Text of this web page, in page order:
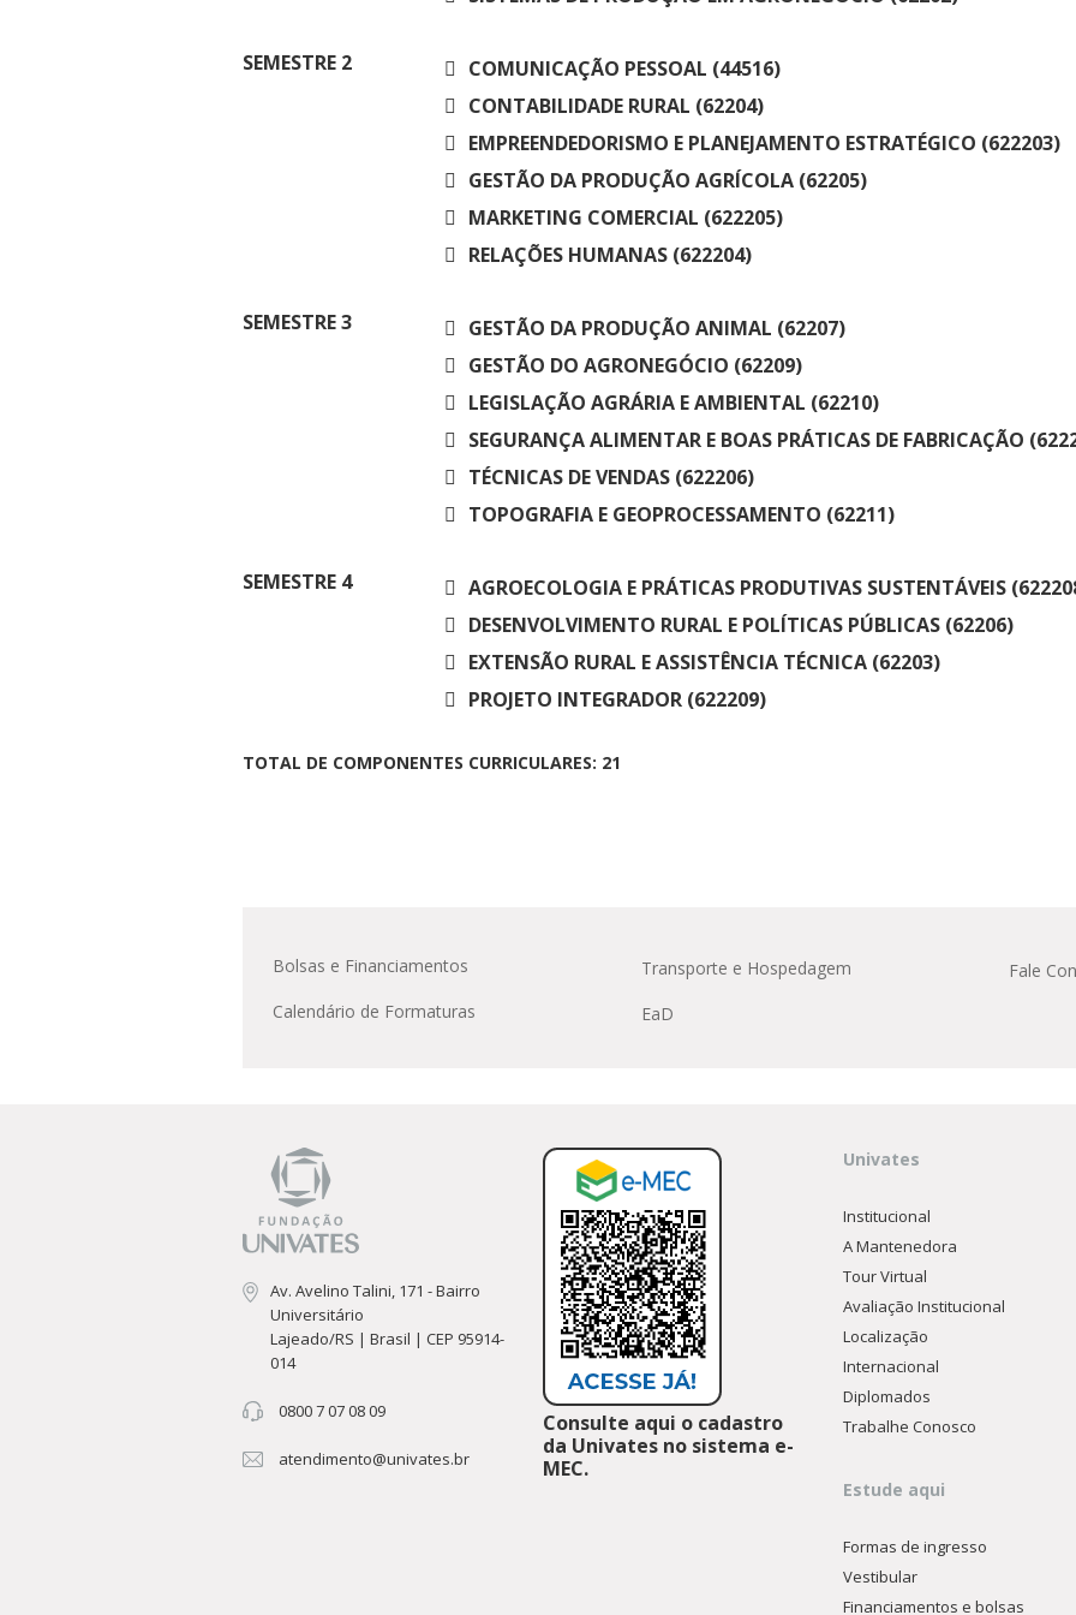
SEMESTRE 2
COMUNICAÇÃO PESSOAL (44516)
CONTABILIDADE RURAL (62204)
EMPREENDEDORISMO E PLANEJAMENTO ESTRATÉGICO (622203)
GESTÃO DA PRODUÇÃO AGRÍCOLA (62205)
MARKETING COMERCIAL (622205)
RELAÇÕES HUMANAS (622204)
SEMESTRE3
GESTÃO DA PRODUÇÃO ANIMAL (62207)
GESTÃO DO AGRONEGÓCIO (62209)
LEGISLAÇÃO AGRÁRIA E AMBIENTAL (62210)
SEGURANÇA ALIMENTAR E BOAS PRÁTICAS DE FABRICAÇÃO
TÉCNICAS DE VENDAS (622206)
TOPOGRAFIA E GEOPROCESSAMENTO (62211)
SEMESTRE 4
AGROECOLOGIA E PRÁTICAS PRODUTIVAS SUSTENTÁVEIS
DESENVOLVIMENTO RURAL E POLÍTICAS PÚBLICAS (62206)
EXTENSÃO RURAL E ASSISTÊNCIA TÉCNICA (62203)
PROJETO INTEGRADOR (622209)
TOTAL DE COMPONENTES CURRICULARES: 21
Bolsas e Financiamentos
Calendário de Formaturas
Transporte e Hospedagem
EaD
Fale
Av. Avelino Talini, 171 - Bairro
Universitário
Lajeado/RS | Brasil | CEP 95914-
014
0800 7 07 08 09
atendimento@univates.br
Consulte aqui o cadastro
da Univates no sistema e-
MEC.
Univates
Institucional
A Mantenedora
Tour Virtual
Avaliação Institucional
Localização
Internacional
Diplomados
Trabalhe Conosco
Estude aqui
Formas de ingresso
Vestibular
Financiamentos e bolsas